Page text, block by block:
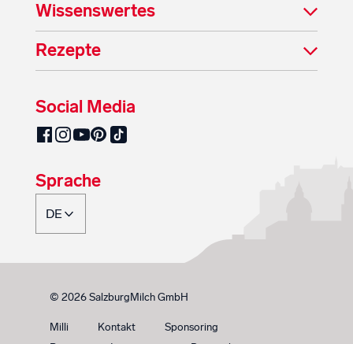
Wissenswertes
Rezepte
Social Media
SalzburgMilch auf Facebook
SalzburgMilch auf Instagram
SalzburgMilch auf YouTube
SalzburgMilch auf Pinterest
SalzburgMilch auf TikTok
Sprache
© 2026 SalzburgMilch GmbH
Milli Kontakt
Sponsoring